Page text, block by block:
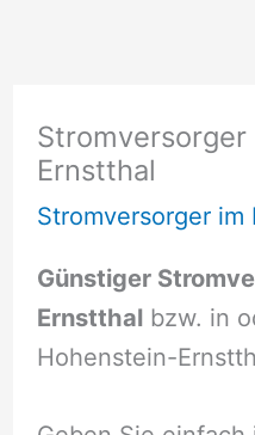
Ernstthal
Stromversorger im
Günstiger
Ernstthalbzw. in
Hohenstein-